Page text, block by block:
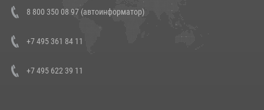
В Росгвардии прошла военно-научная конференция по обобщению
боевого опыта
8 800 350 08 97 (автоинформатор)
+7 495 361 84 11
+7 495 622 39 11